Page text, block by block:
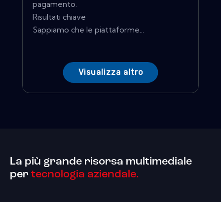
pagamento.
Risultati chiave
Sappiamo che le piattaforme...
Visualizza altro
La più grande risorsa multimediale
per tecnologia aziendale.